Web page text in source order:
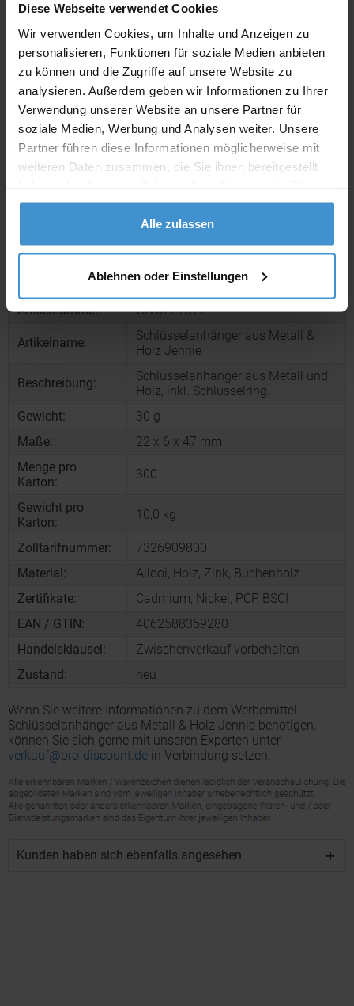
Diese Webseite verwendet Cookies
Wir verwenden Cookies, um Inhalte und Anzeigen zu
personalisieren, Funktionen für soziale Medien anbieten
zu können und die Zugriffe auf unsere Website zu
analysieren. Außerdem geben wir Informationen zu Ihrer
Verwendung unserer Website an unsere Partner für
soziale Medien, Werbung und Analysen weiter. Unsere
Partner führen diese Informationen möglicherweise mit
weiteren Daten zusammen, die Sie ihnen bereitgestellt
gesammelt haben.
Alle zulassen
Ablehnen oder Einstellungen
Lieferzeiten
Artikel mit Werbeanbringung: ca. 10 Werktage
Muster mit Ihrer
Werbeanbringung zur Freigabe
der Produktion:
ca. 10 Werktage
Artikel ohne Werbeanbringung: ca. 3 - 5 Werktage
Produktinformationen zu diesem Werbeartikel
Artikelnummer:
GIV8771011
Artikelname:
Schlüsselanhänger aus Metall &
Holz Jennie
Beschreibung:
Schlüsselanhänger aus Metall und
Holz, inkl. Schlüsselring.
Gewicht:
30 g
Maße:
22 x 6 x 47 mm
Menge pro
Karton:
300
Gewicht pro
Karton:
10,0 kg
Zolltarifnummer:
7326909800
Material:
Allooi, Holz, Zink, Buchenholz
Zertifikate:
Cadmium, Nickel, PCP, BSCI
EAN / GTIN:
4062588359280
Handelsklausel:
Zwischenverkauf vorbehalten
Zustand:
neu
Wenn Sie weitere Informationen zu dem Werbemittel
Schlüsselanhänger aus Metall & Holz Jennie benötigen,
können Sie sich gerne mit unseren Experten unter
verkauf@pro-discount.de in Verbindung setzen.
Kunden haben sich ebenfalls angesehen